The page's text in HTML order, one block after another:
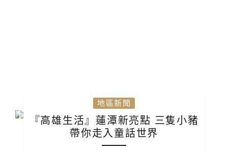
地區新聞
『高雄生活』蓮潭新亮點 三隻小豬
帶你走入童話世界